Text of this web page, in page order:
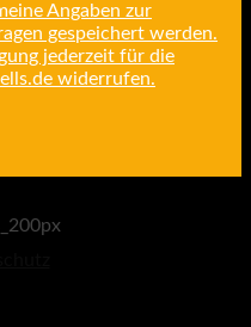
Angaben zur
gespeichert werden.
jederzeit für die
widerrufen.